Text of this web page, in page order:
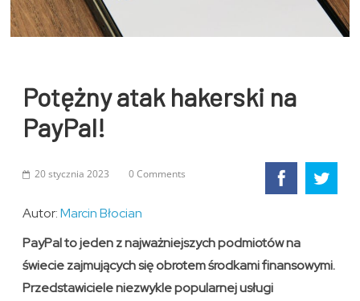
Potężny atak hakerski na
PayPal!
20 stycznia 2023 0 Comments
Autor:Marcin Błocian
PayPal to jeden z najważniejszych podmiotów na
świecie zajmujących się obrotem środkami finansowymi.
Przedstawiciele niezwykle popularnej usługi